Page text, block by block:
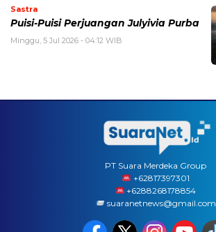
Sastra
Puisi-Puisi Perjuangan Julyivia Purba
Minggu, 5 Jul 2026 - 04:12 WIB
PT Suara Merdeka Group
‪+62817397301
+6288268178854
suaranetnews@gmail.com